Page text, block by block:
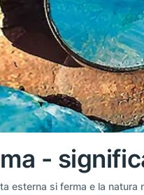
-
esterna si ferma e la